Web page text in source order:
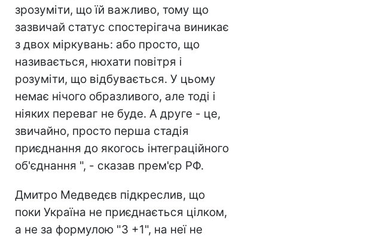
зрозуміти, що їй важливо, тому що
зазвичай статус спостерігача виникає
з двох міркувань: або просто, що
називається, нюхати повітря і
розуміти, що відбувається. У цьому
немає нічого образливого, але тоді і
ніяких переваг не буде. А друге - це,
звичайно, просто перша стадія
приєднання до якогось інтеграційного
об'єднання ", - сказав прем'єр РФ.
Дмитро Медведєв підкреслив, що
поки Україна не приєднається цілком,
а не за формулою "3 +1", на неї не